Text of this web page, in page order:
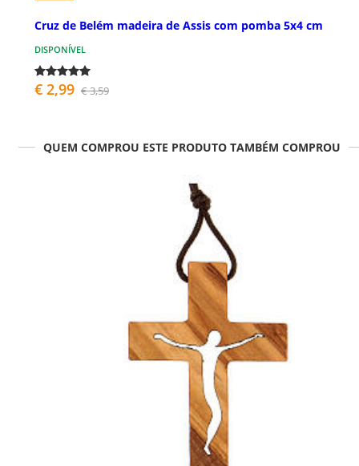
Cruz de Belém madeira de Assis com pomba 5x4 cm
DISPONÍVEL
€ 2,99 € 3,59
QUEM COMPROU ESTE PRODUTO TAMBÉM COMPROU